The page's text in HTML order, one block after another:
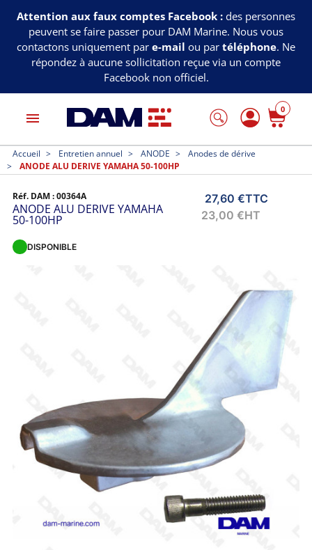
Attention aux faux comptes Facebook : des personnes
peuvent se faire passer pour DAM Marine. Nous vous
contactons uniquement par e-mail ou par téléphone. Ne
répondez à aucune sollicitation reçue via un compte
Facebook non officiel.
menu
0
Accueil Entretien annuel ANODE
Anodes de dérive
ANODE ALU DERIVE YAMAHA 50-100HP
Réf. DAM :00364A
ANODE ALU DERIVE YAMAHA
50-100HP
27,60 €TTC
23,00 €HT
DISPONIBLE